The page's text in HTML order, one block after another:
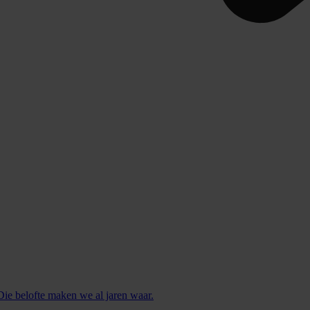
belofte maken we al jaren waar.